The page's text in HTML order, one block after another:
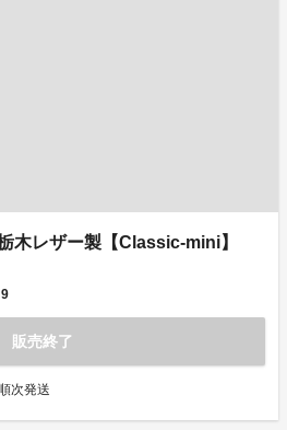
木レザー製【Classic-mini】
9
販売終了
次発送